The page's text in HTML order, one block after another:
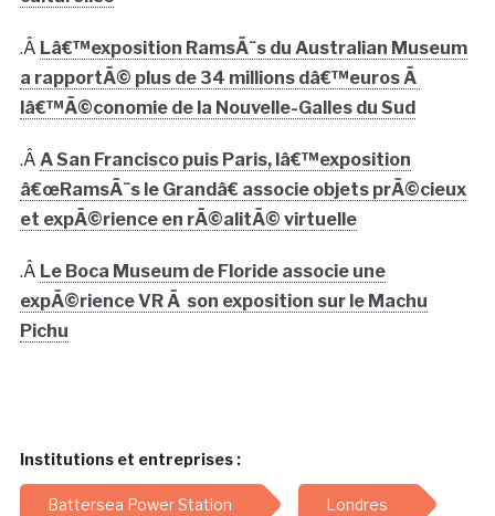
.Â Lâ€™exposition RamsÃ¨s du Australian Museum
a rapportÃ© plus de 34 millions dâ€™euros Ã
lâ€™Ã©conomie de la Nouvelle-Galles du Sud
.Â A San Francisco puis Paris, lâ€™exposition
â€œRamsÃ¨s le Grandâ€ associe objets prÃ©cieux
et expÃ©rience en rÃ©alitÃ© virtuelle
.Â Le Boca Museum de Floride associe une
expÃ©rience VR Ã son exposition sur le Machu
Pichu
Institutions et entreprises :
Battersea Power Station Londres